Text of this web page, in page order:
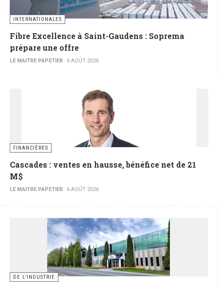
INTERNATIONALES
Fibre Excellence à Saint-Gaudens : Soprema
prépare une offre
LE MAITRE PAPETIER 6 AOÛT 2026
FINANCIÈRES
Cascades : ventes en hausse, bénéfice net de 21
M$
LE MAITRE PAPETIER 6 AOÛT 2026
DE L’INDUSTRIE